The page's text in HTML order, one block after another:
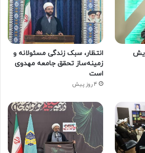
انتظار، سبک زندگی مسئولانه و
زمینه‌ساز تحقق جامعه مهدوی
است
4 روز پیش